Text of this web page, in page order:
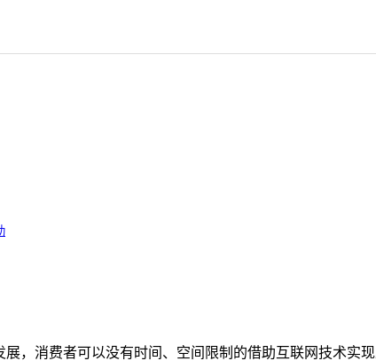
，消费者可以没有时间、空间限制的借助互联网技术实